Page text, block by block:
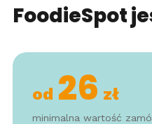
FoodieSpot
od 26 zł
minimalna wartość